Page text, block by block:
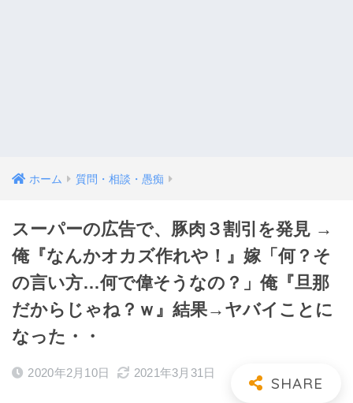
ホーム 質問・相談・愚痴
スーパーの広告で、豚肉３割引を発見 →
俺『なんかオカズ作れや！』嫁「何？そ
の言い方…何で偉そうなの？」俺『旦那
だからじゃね？ｗ』結果→ヤバイことに
なった・・
2020年2月10日 2021年3月31日